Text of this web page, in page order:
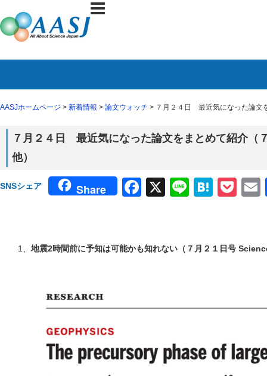
AASJホームページ > 新着情報 > 論文ウォッチ > ７月２４日 最近気になった論文
７月２４日 最近気になった論文をまとめて紹介（
他）
SNSシェア Share Facebook
X Line
1、 地震2時間前に予知は可能かも知れない（７月２１日号